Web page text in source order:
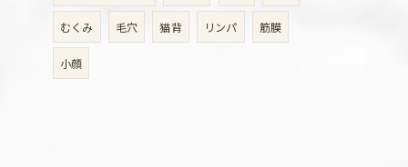
むくみ 毛穴 猫背 リンパ 筋膜
小顔